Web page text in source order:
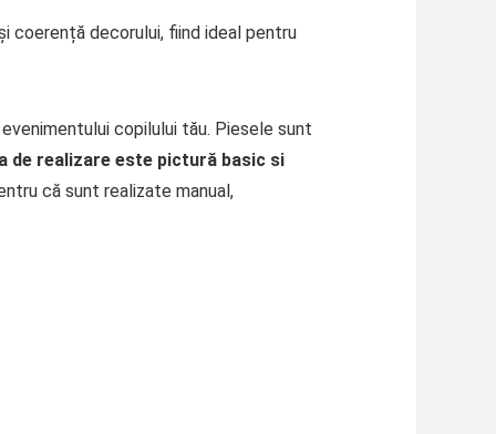
coerență decorului, fiind ideal pentru
copilului tău. Piesele sunt
de realizare este pictură basic si
că sunt realizate manual,